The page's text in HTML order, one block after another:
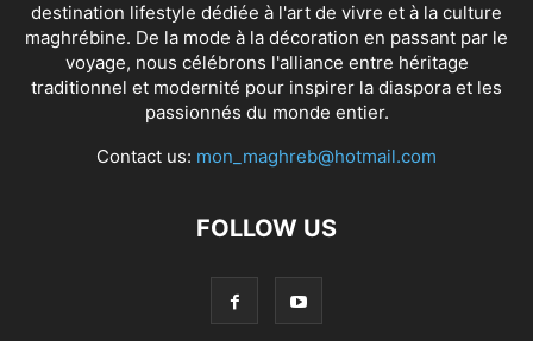
destination lifestyle dédiée à l'art de vivre et à la culture
maghrébine. De la mode à la décoration en passant par le
voyage, nous célébrons l'alliance entre héritage
traditionnel et modernité pour inspirer la diaspora et les
passionnés du monde entier.
Contact us: mon_maghreb@hotmail.com
FOLLOW US